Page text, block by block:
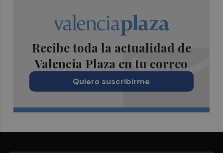
Recibe toda la actualidad de
Valencia Plaza en tu correo
Quiero suscribirme